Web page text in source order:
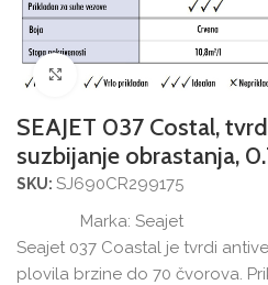
Povećajte sliku
SEAJET 037 Costal,
suzbijanje obrastanja,
SKU:SJ690CR299175
Marka:Seajet
Seajet 037 Coastal je tvrdi
plovila brzine do 70 čvorova.